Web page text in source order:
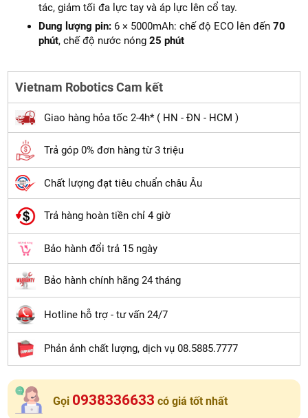
tác, giảm tối đa lực tay và áp lực lên cổ tay.
Dung lượng pin: 6 × 5000mAh: chế độ ECO lên đến70
phút, chế độ nước nóng25 phút
Vietnam Robotics Cam kết
Giao hàng hỏa tốc 2-4h* ( HN - ĐN - HCM )
Trả góp 0% đơn hàng từ 3 triệu
Chất lượng đạt tiêu chuẩn châu Âu
Trả hàng hoàn tiền chỉ 4 giờ
Bảo hành đổi trả 15 ngày
Bảo hành chính hãng 24 tháng
Hotline hỗ trợ - tư vấn 24/7
Phản ảnh chất lượng, dịch vụ 08.5885.7777
Gọi 0938336633 có giá tốt nhất